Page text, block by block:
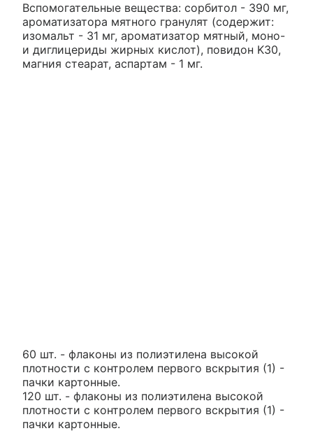
Вспомогательные вещества: сорбитол - 390 мг,
ароматизатора мятного гранулят (содержит:
изомальт - 31 мг, ароматизатор мятный, моно-
и диглицериды жирных кислот), повидон K30,
магния стеарат, аспартам - 1 мг.
60 шт. - флаконы из полиэтилена высокой
плотности с контролем первого вскрытия (1) -
пачки картонные.
120 шт. - флаконы из полиэтилена высокой
плотности с контролем первого вскрытия (1) -
пачки картонные.